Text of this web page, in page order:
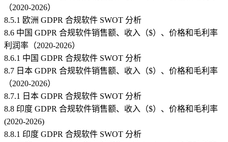
（2020-2026）
8.5.1 欧洲 GDPR 合规软件 SWOT 分析
8.6 中国 GDPR 合规软件销售额、收入（$）、价格和毛利率
利润率（2020-2026）
8.6.1 中国 GDPR 合规软件 SWOT 分析
8.7 日本 GDPR 合规软件销售额、收入（$）、价格和毛利率
（2020-2026）
8.7.1 日本 GDPR 合规软件 SWOT 分析
8.8 印度 GDPR 合规软件销售额、收入（$）、价格和毛利率
(2020-2026)
8.8.1 印度 GDPR 合规软件 SWOT 分析